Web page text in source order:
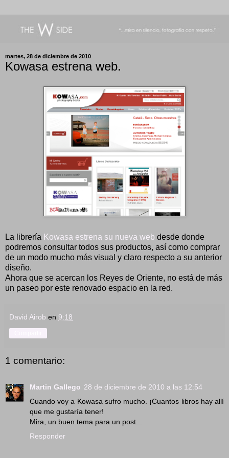
martes, 28 de diciembre de 2010
Kowasa estrena web.
La librería Kowasa estrena su nueva web desde donde
podremos consultar todos sus productos, así como comprar
de un modo mucho más visual y claro respecto a su anterior
diseño.
Ahora que se acercan los Reyes de Oriente, no está de más
un paseo por este renovado espacio en la red.
David Airob en 9:18
1 comentario:
Martin Gallego 28 de diciembre de 2010 a las 12:54
Cuando voy a Kowasa sufro mucho. ¡Cuantos libros hay allí
que me gustaría tener!
Mira, un buen tema para un post...
Responder